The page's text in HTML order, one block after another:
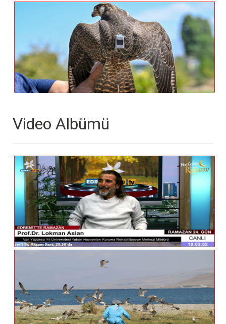
Video Albümü
Lokman Aslan Ile Ramazan Sohbetleri